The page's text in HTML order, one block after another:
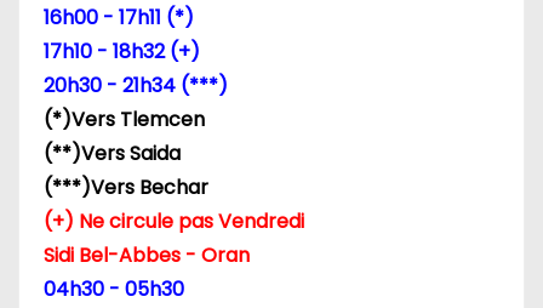
a
r
t
c
16h00 - 17h11 (*)
17h10 - 18h32 (+)
20h30 - 21h34 (***)
(*)Vers Tlemcen
(**)Vers Saida
(***)Vers Bechar
(+) Ne circule pas Vendredi
Sidi Bel-Abbes - Oran
04h30 - 05h30